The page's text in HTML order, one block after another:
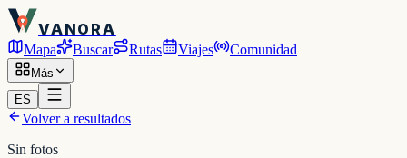
VANORA
Mapa Buscar Rutas Viajes Comunidad
Más
ES
Volver a resultados
Sin fotos